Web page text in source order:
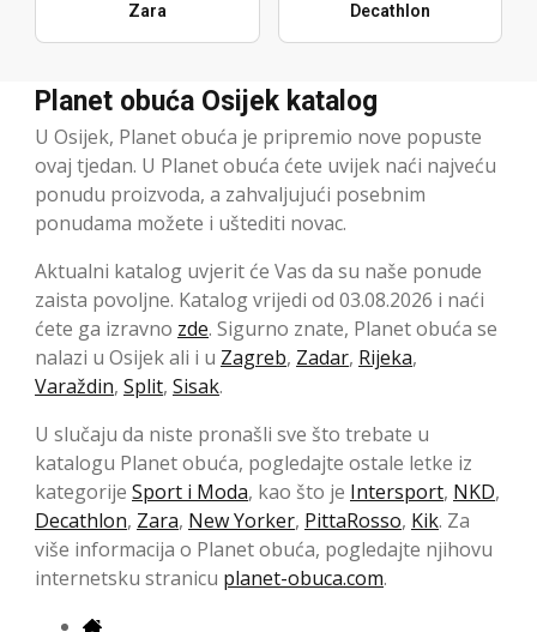
Zara Decathlon
Planet obuća Osijek katalog
U Osijek, Planet obuća je pripremio nove popuste
ovaj tjedan. U Planet obuća ćete uvijek naći najveću
ponudu proizvoda, a zahvaljujući posebnim
ponudama možete i uštediti novac.
Aktualni katalog uvjerit će Vas da su naše ponude
zaista povoljne. Katalog vrijedi od 03.08.2026 i naći
ćete ga izravno zde. Sigurno znate, Planet obuća se
nalazi u Osijek ali i u Zagreb, Zadar, Rijeka,
Varaždin, Split, Sisak.
U slučaju da niste pronašli sve što trebate u
katalogu Planet obuća, pogledajte ostale letke iz
kategorije Sport i Moda, kao što je Intersport, NKD,
Decathlon, Zara, New Yorker, PittaRosso, Kik. Za
više informacija o Planet obuća, pogledajte njihovu
internetsku stranicu planet-obuca.com.